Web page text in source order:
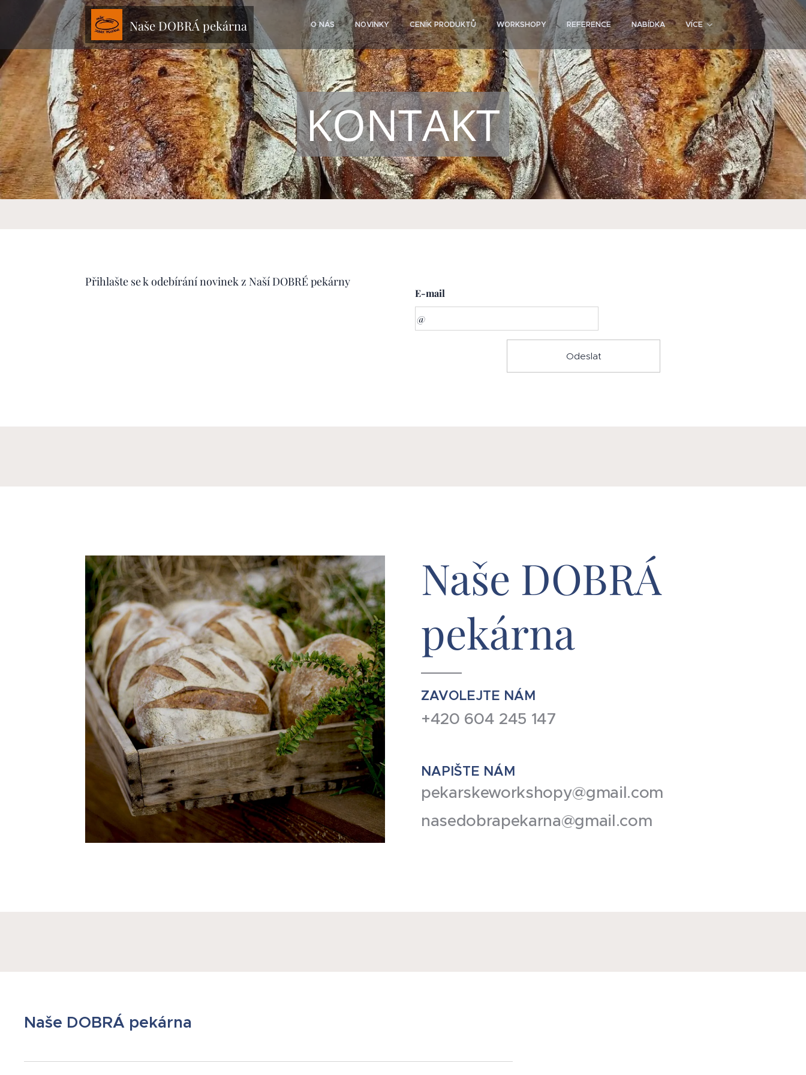
NašeDOBRÁpekárna O NÁS NOVINKY CENÍK PRODUKTŮ WORKSHOPY REFERENCE NABÍDKA VÍCE
KONTAKT
Přihlašte se k odebírání novinek z Naší DOBRÉ pekárny
E-mail
Odeslat
Naše DOBRÁ
pekárna
ZAVOLEJTE NÁM
+420 604 245 147
NAPIŠTE NÁM
pekarskeworkshopy@gmail.com
nasedobrapekarna@gmail.com
Naše DOBRÁ pekárna